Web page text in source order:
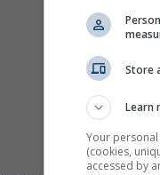
Store
Learn
Your
(cookies,
accessed by